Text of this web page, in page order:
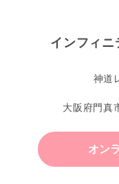
インフィニ
神道
大阪府門真
オン